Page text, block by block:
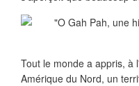
Tout le monde a appris, à
Amérique du Nord, un